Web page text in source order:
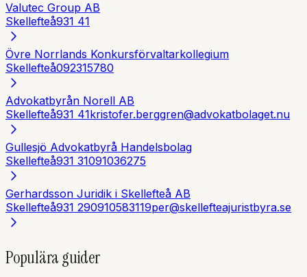
Valutec Group AB
Skellefteå931 41
Övre Norrlands Konkursförvaltarkollegium
Skellefteå092315780
Advokatbyrån Norell AB
Skellefteå931 41kristofer.berggren@advokatbolaget.nu
Gullesjö Advokatbyrå Handelsbolag
Skellefteå931 31091036275
Gerhardsson Juridik i Skellefteå AB
Skellefteå931 290910583119per@skellefteajuristbyra.se
Populära guider